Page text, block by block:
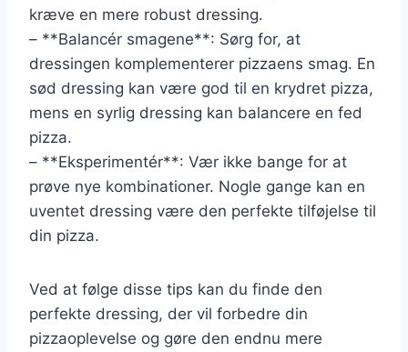
kræve en mere robust dressing.
– **Balancér smagene**: Sørg for, at
dressingen komplementerer pizzaens smag. En
sød dressing kan være god til en krydret pizza,
mens en syrlig dressing kan balancere en fed
pizza.
– **Eksperimentér**: Vær ikke bange for at
prøve nye kombinationer. Nogle gange kan en
uventet dressing være den perfekte tilføjelse til
din pizza.
Ved at følge disse tips kan du finde den
perfekte dressing, der vil forbedre din
pizzaoplevelse og gøre den endnu mere